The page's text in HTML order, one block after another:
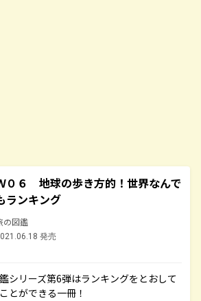
０６ 地球の歩き方的！世界なんで
ランキング
の図鑑
発売
シリーズ第6弾はランキングをとおして
とができる一冊！